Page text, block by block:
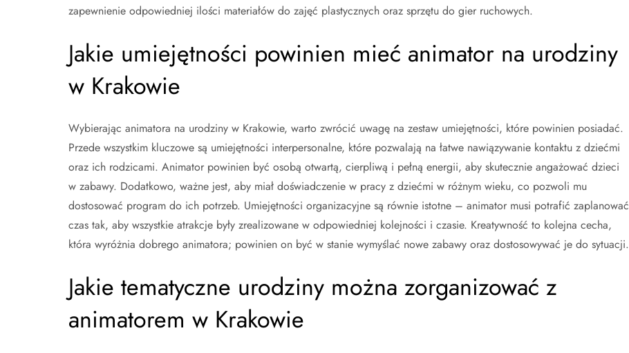
zapewnienie odpowiedniej ilości materiałów do zajęć plastycznych oraz sprzętu do gier ruchowych.
Jakie umiejętności powinien mieć animator na urodziny
w Krakowie
Wybierając animatora na urodziny w Krakowie, warto zwrócić uwagę na zestaw umiejętności, które powinien posiadać.
Przede wszystkim kluczowe są umiejętności interpersonalne, które pozwalają na łatwe nawiązywanie kontaktu z dziećmi
oraz ich rodzicami. Animator powinien być osobą otwartą, cierpliwą i pełną energii, aby skutecznie angażować dzieci
w zabawy. Dodatkowo, ważne jest, aby miał doświadczenie w pracy z dziećmi w różnym wieku, co pozwoli mu
dostosować program do ich potrzeb. Umiejętności organizacyjne są równie istotne – animator musi potrafić zaplanować
czas tak, aby wszystkie atrakcje były zrealizowane w odpowiedniej kolejności i czasie. Kreatywność to kolejna cecha,
która wyróżnia dobrego animatora; powinien on być w stanie wymyślać nowe zabawy oraz dostosowywać je do sytuacji.
Jakie tematyczne urodziny można zorganizować z
animatorem w Krakowie